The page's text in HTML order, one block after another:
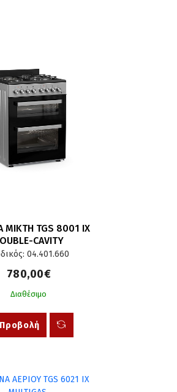
ΜΙΚΤΗ TGS 8001 IX
CAVITY
04.401.660
780,00€
Διαθέσιμο
Προβολή